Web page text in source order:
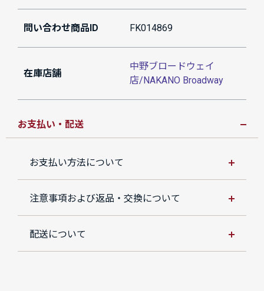
問い合わせ商品ID FK014869
在庫店舗
中野ブロードウェイ
店/NAKANO Broadway
お支払い・配送
お支払い方法について
注意事項および返品・交換について
配送について